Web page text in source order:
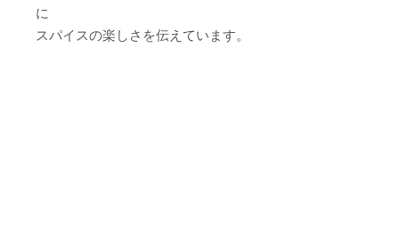
に
スパイスの楽しさを伝えています。